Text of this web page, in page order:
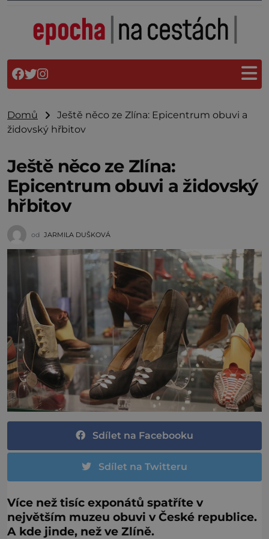
Domů
Ještě něco ze Zlína: Epicentrum obuvi a
židovský hřbitov
Ještě něco ze Zlína:
Epicentrum obuvi a židovský
hřbitov
od JARMILA DUŠKOVÁ
Sdílet na Facebooku
Sdílet na Twitteru
Více než tisíc exponátů spatříte v
největším muzeu obuvi v České republice.
A kde jinde, než ve Zlíně.